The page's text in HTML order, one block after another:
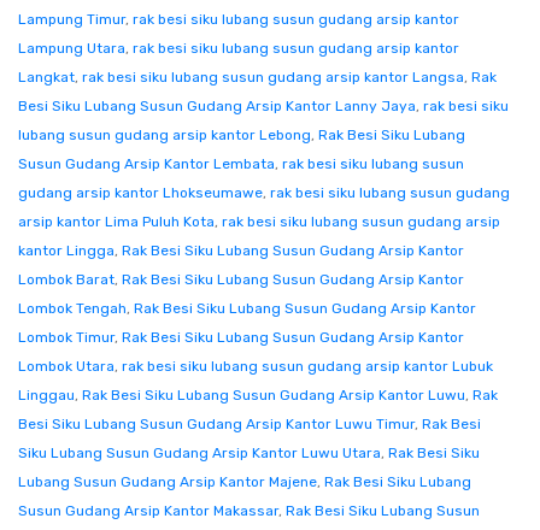
Lampung Timur, rak besi siku lubang susun gudang arsip kantor
Lampung Utara, rak besi siku lubang susun gudang arsip kantor
Langkat, rak besi siku lubang susun gudang arsip kantor Langsa, Rak
Besi Siku Lubang Susun Gudang Arsip Kantor Lanny Jaya, rak besi siku
lubang susun gudang arsip kantor Lebong, Rak Besi Siku Lubang
Susun Gudang Arsip Kantor Lembata, rak besi siku lubang susun
gudang arsip kantor Lhokseumawe, rak besi siku lubang susun gudang
arsip kantor Lima Puluh Kota, rak besi siku lubang susun gudang arsip
kantor Lingga, Rak Besi Siku Lubang Susun Gudang Arsip Kantor
Lombok Barat, Rak Besi Siku Lubang Susun Gudang Arsip Kantor
Lombok Tengah, Rak Besi Siku Lubang Susun Gudang Arsip Kantor
Lombok Timur, Rak Besi Siku Lubang Susun Gudang Arsip Kantor
Lombok Utara, rak besi siku lubang susun gudang arsip kantor Lubuk
Linggau, Rak Besi Siku Lubang Susun Gudang Arsip Kantor Luwu, Rak
Besi Siku Lubang Susun Gudang Arsip Kantor Luwu Timur, Rak Besi
Siku Lubang Susun Gudang Arsip Kantor Luwu Utara, Rak Besi Siku
Lubang Susun Gudang Arsip Kantor Majene, Rak Besi Siku Lubang
Susun Gudang Arsip Kantor Makassar, Rak Besi Siku Lubang Susun